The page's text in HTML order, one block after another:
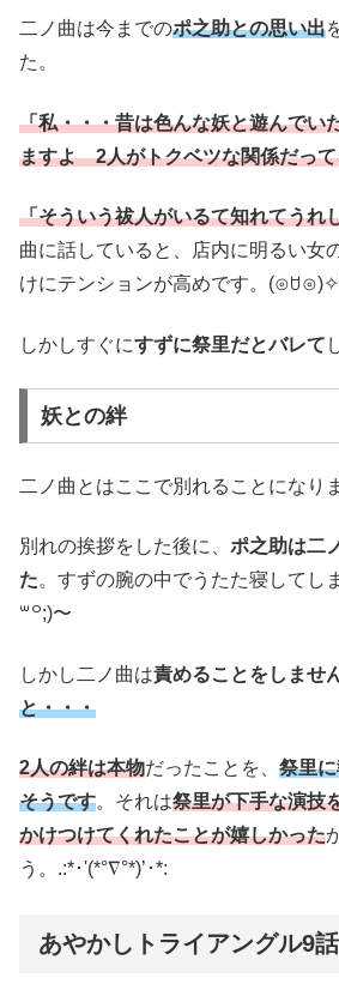
二ノ曲は今までのポ之助との思い出
た。
「私・・・昔は色んな妖と遊んでい
ますよ 2人がトクベツな関係だって
「そういう祓人がいるて知れてうれ
曲に話していると、店内に明るい女
けにテンションが高めです。‬
しかしすぐにすずに祭里だとバレて
妖との絆
二ノ曲とはここで別れることになり
別れの挨拶をした後に、 ポ之助は二
た。すずの腕の中でうたた寝してし
꒳꒪;)〜
しかし二ノ曲は責めることをしませ
と・・・
2人の絆は本物だったことを、 祭里
そうです。それは祭里が下手な演技
かけつけてくれたことが嬉しかった
う。.:*･'(*°∇°*)’･*:
あやかしトライアングル9